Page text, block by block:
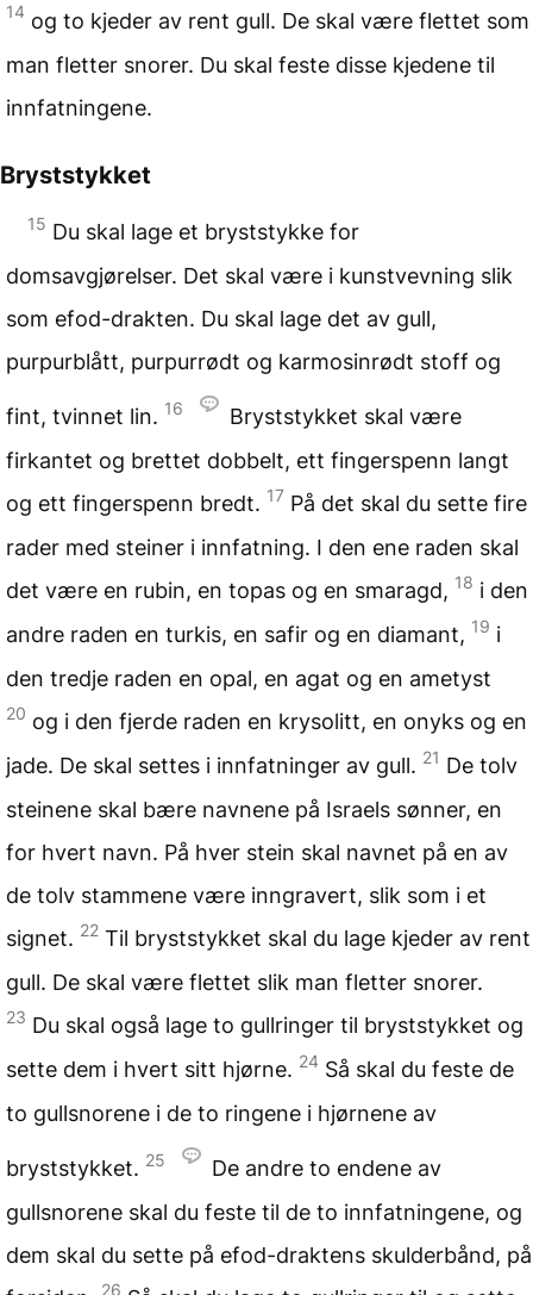
14 og to kjeder av rent gull. De skal være flettet som
man fletter snorer. Du skal feste disse kjedene til
innfatningene.
Bryststykket
15 Du skal lage et bryststykke for
domsavgjørelser. Det skal være i kunstvevning slik
som efod-drakten. Du skal lage det av gull,
purpurblått, purpurrødt og karmosinrødt stoff og
fint, tvinnet lin. 16
Bryststykket skal være
firkantet og brettet dobbelt, ett fingerspenn langt
og ett fingerspenn bredt. 17 På det skal du sette fire
rader med steiner i innfatning. I den ene raden skal
det være en rubin, en topas og en smaragd, 18 i den
andre raden en turkis, en safir og en diamant, 19 i
den tredje raden en opal, en agat og en ametyst
20 og i den fjerde raden en krysolitt, en onyks og en
jade. De skal settes i innfatninger av gull. 21 De tolv
steinene skal bære navnene på Israels sønner, en
for hvert navn. På hver stein skal navnet på en av
de tolv stammene være inngravert, slik som i et
signet. 22 Til bryststykket skal du lage kjeder av rent
gull. De skal være flettet slik man fletter snorer.
23 Du skal også lage to gullringer til bryststykket og
sette dem i hvert sitt hjørne. 24 Så skal du feste de
to gullsnorene i de to ringene i hjørnene av
bryststykket. 25
De andre to endene av
gullsnorene skal du feste til de to innfatningene, og
dem skal du sette på efod-draktens skulderbånd, på
26